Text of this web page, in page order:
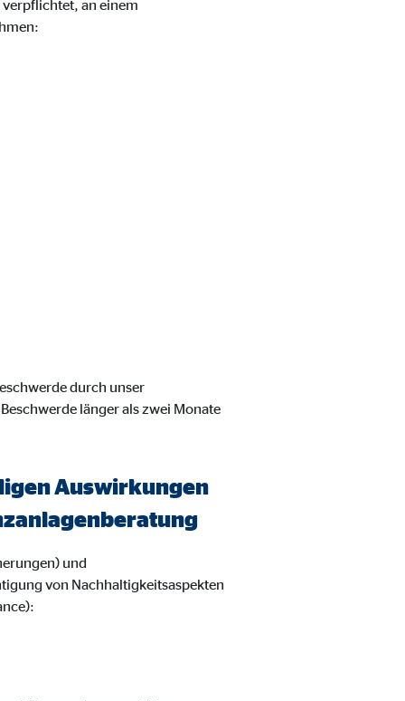
an einem
durch unser
länger als zwei Monate
Auswirkungen
und
von Nachhaltigkeitsaspekten